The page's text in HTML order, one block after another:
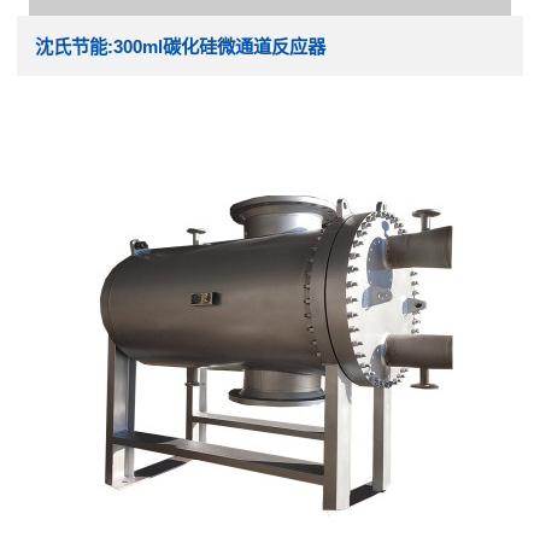
沈氏节能:300ml碳化硅微通道反应器